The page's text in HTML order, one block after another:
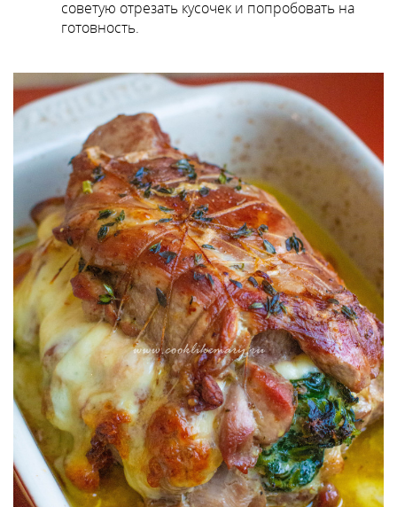
советую отрезать кусочек и попробовать на
готовность.